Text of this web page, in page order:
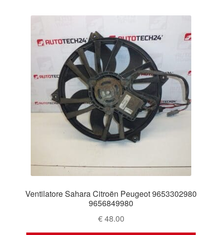
base
più
recente
Ventilatore Sahara Citroën Peugeot 9653302980
9656849980
€48.00